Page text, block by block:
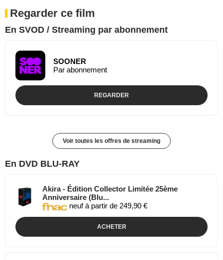
Regarder ce film
En SVOD / Streaming par abonnement
SOONER
Par abonnement
REGARDER
Voir toutes les offres de streaming
En DVD BLU-RAY
Akira - Édition Collector Limitée 25ème
Anniversaire (Blu...
neuf à partir de 249,90 €
ACHETER